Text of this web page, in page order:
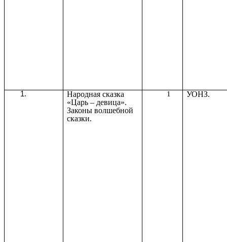
Народная сказка
«Царь – девица».
Законы волшебной
сказки.
1 УОНЗ.